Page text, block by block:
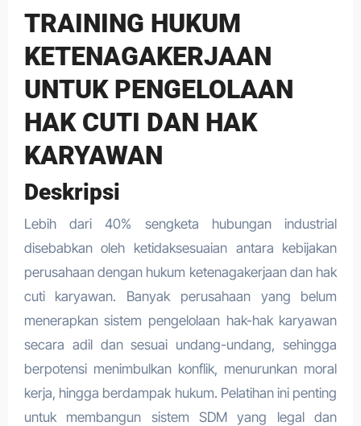
TRAINING HUKUM
KETENAGAKERJAAN
UNTUK PENGELOLAAN
HAK CUTI DAN HAK
KARYAWAN
Deskripsi
Lebih dari 40% sengketa hubungan industrial
disebabkan oleh ketidaksesuaian antara kebijakan
perusahaan dengan hukum ketenagakerjaan dan hak
cuti karyawan. Banyak perusahaan yang belum
menerapkan sistem pengelolaan hak-hak karyawan
secara adil dan sesuai undang-undang, sehingga
berpotensi menimbulkan konflik, menurunkan moral
kerja, hingga berdampak hukum. Pelatihan ini penting
untuk membangun sistem SDM yang legal dan